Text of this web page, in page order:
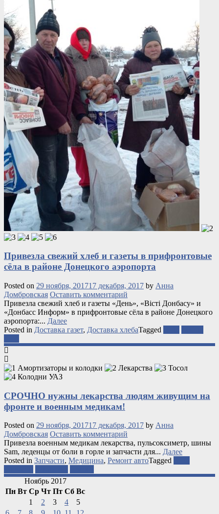
Привезла свежий хлеб и газеты в прифронтовые
сёла в районе Донецкого аэропорта
Posted on 29 ноября, 201717 декабря, 2017 by Анна
Домбровская Оставить комментарий
Привезла свежий хлеб и газеты «День», «Вісті Донбасу» и
«Донбасс Информ» в прифронтовые сёла в районе Донецкого
аэропорта:... Далее
Posted in Доставка газет, Доставка хлебаTagged
СРОЧНО нужны лекарства людям живущим на
фронте и военным медикам!
Posted on 29 ноября, 201717 декабря, 2017 by Анна
Домбровская Оставить комментарий
Привезла военным медикам лекарства, пульсоксиметр, шины
Sam, леденцы от боли в горле и запчасти для... Далее
Posted in Запчасти, Медицина, Ремонт автоTagged
Ноябрь 2017
Пн Вт Ср Чт Пт Сб Вс
1
2 3 4
5